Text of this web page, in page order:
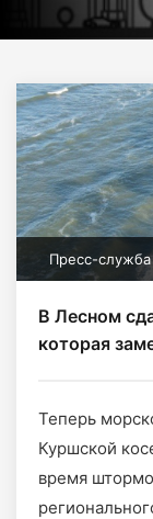
Пресс-
В Лесном
которая
Теперь
Куршской
время